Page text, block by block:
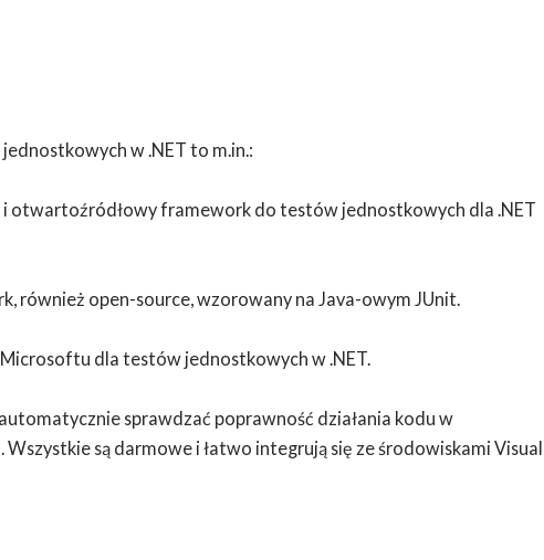
w .NET to m.in.:
i otwartoźródłowy framework do testów jednostkowych dla .NET
również open-source, wzorowany na Java-owym JUnit.
dla testów jednostkowych w .NET.
sprawdzać poprawność działania kodu w
są darmowe i łatwo integrują się ze środowiskami Visual